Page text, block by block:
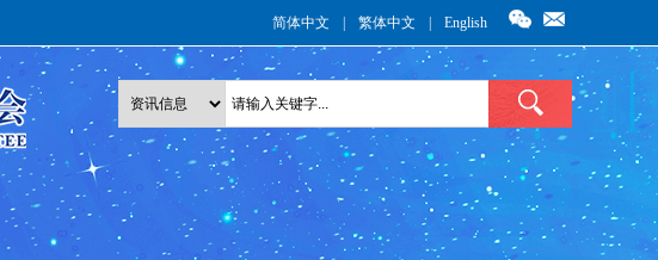
简体中文 繁体中文 English